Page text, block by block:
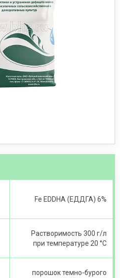
Fe EDDHA (ЕДДГА) 6%
Растворимость 300 г/л
при температуре 20 °С
порошок темно-бурого